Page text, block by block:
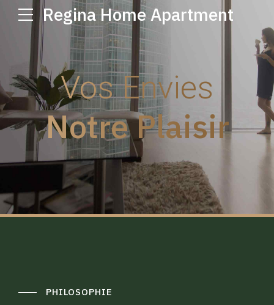
Regina Home Apartment
Vos Envies
Notre Plaisir
PHILOSOPHIE